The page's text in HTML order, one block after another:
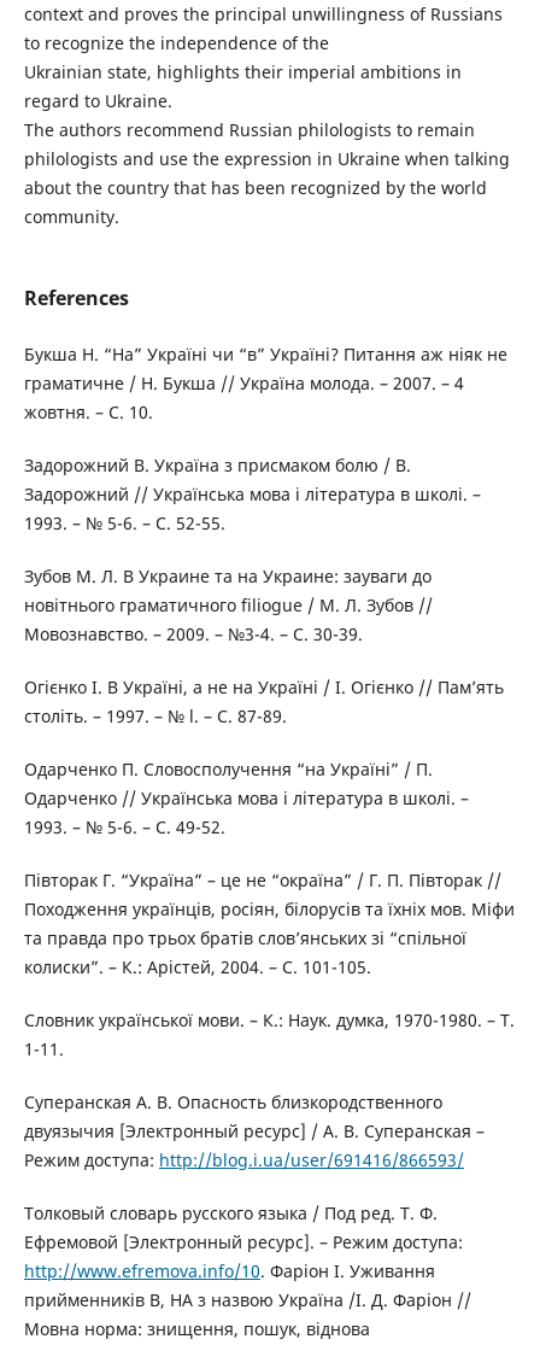
context and proves the principal unwillingness of Russians
to recognize the independence of the
Ukrainian state, highlights their imperial ambitions in
regard to Ukraine.
The authors recommend Russian philologists to remain
philologists and use the expression in Ukraine when talking
about the country that has been recognized by the world
community.
References
Букша Н. “На” Україні чи “в” Україні? Питання аж ніяк не
граматичне / Н. Букша // Україна молода. – 2007. – 4
жовтня. – С. 10.
Задорожний В. Україна з присмаком болю / В.
Задорожний // Українська мова i література в школі. –
1993. – № 5-6. – С. 52-55.
Зубов М. Л. В Украине та на Украине: зауваги до
новітнього граматичного filiogue / М. Л. Зубов //
Мовознавство. – 2009. – №3-4. – С. 30-39.
Огієнко I. В Україні, а не на Україні / I. Огієнко // Пам’ять
століть. – 1997. – № l. – С. 87-89.
Одарченко П. Словосполучення “на Україні” / П.
Одарченко // Українська мова i література в школі. –
1993. – № 5-6. – С. 49-52.
Півторак Г. “Україна” – це не “окраїна” / Г. П. Півторак //
Походження українців, pociян, білорусів та їхніх мов. Міфи
та правда про трьох братів слов’янських зі “спільної
колиски”. – К.: Арістей, 2004. – С. 101-105.
Словник української мови. – К.: Наук. думка, 1970-1980. – Т.
1-11.
Суперанская А. В. Опасность близкородственного
двуязычия [Электронный ресурс] / А. В. Суперанская –
Режим доступа: http://blog.i.ua/user/691416/866593/
Толковый словарь русского языка / Под ред. Т. Ф.
Ефремовой [Электронный ресурс]. – Режим доступа:
http://www.efremova.info/10. Фаріон І. Уживання
прийменників В, НА з назвою Україна /І. Д. Фаріон //
Мовна норма: знищення, пошук, віднова